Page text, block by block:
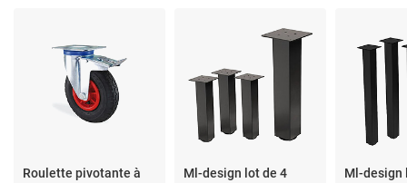
Roulette pivotante à
Ml-design lot de 4
Ml-design